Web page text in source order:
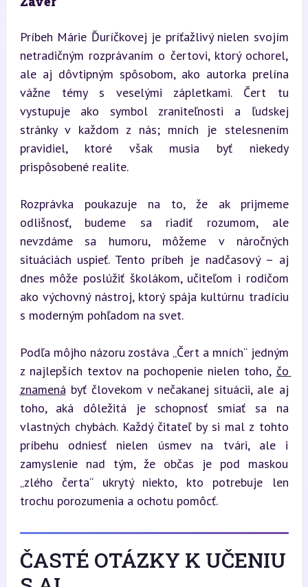
Príbeh Márie Ďuríčkovej je príťažlivý nielen svojím
netradičným rozprávaním o čertovi, ktorý ochorel,
ale aj dôvtipným spôsobom, ako autorka prelína
vážne témy s veselými zápletkami. Čert tu
vystupuje ako symbol zraniteľnosti a ľudskej
stránky v každom z nás; mních je stelesnením
pravidiel, ktoré však musia byť niekedy
prispôsobené realite.
Rozprávka poukazuje na to, že ak prijmeme
odlišnosť, budeme sa riadiť rozumom, ale
nevzdáme sa humoru, môžeme v náročných
situáciách uspieť. Tento príbeh je nadčasový – aj
dnes môže poslúžiť školákom, učiteľom i rodičom
ako výchovný nástroj, ktorý spája kultúrnu tradíciu
s moderným pohľadom na svet.
Podľa môjho názoru zostáva „Čert a mních“ jedným
z najlepších textov na pochopenie nielen toho, čo
znamená byť človekom v nečakanej situácii, ale aj
toho, aká dôležitá je schopnosť smiať sa na
vlastných chybách. Každý čitateľ by si mal z tohto
príbehu odniesť nielen úsmev na tvári, ale i
zamyslenie nad tým, že občas je pod maskou
„zlého čerta“ ukrytý niekto, kto potrebuje len
trochu porozumenia a ochotu pomôcť.
ČASTÉ OTÁZKY K UČENIU